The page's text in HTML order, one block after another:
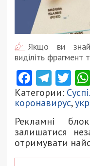
Якщо ви
виділіть фрагмент
Категории:
коронавирус,
Рекламні
залишатися
отримувати